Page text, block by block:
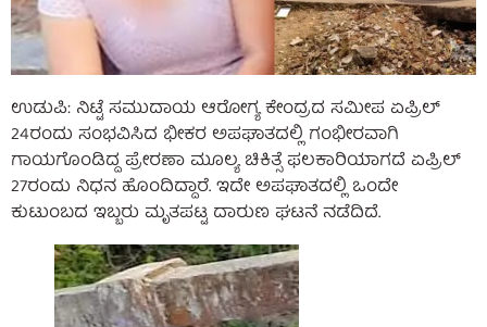
ಉಡುಪಿ: ನಿಟ್ಟೆ ಸಮುದಾಯ ಆರೋಗ್ಯ ಕೇಂದ್ರದ ಸಮೀಪ ಏಪ್ರಿಲ್
24ರಂದು ಸಂಭವಿಸಿದ ಭೀಕರ ಅಪಘಾತದಲ್ಲಿ ಗಂಭೀರವಾಗಿ
ಗಾಯಗೊಂಡಿದ್ದ ಪ್ರೇರಣಾ ಮೂಲ್ಯ ಚಿಕಿತ್ಸೆ ಫಲಕಾರಿಯಾಗದೆ ಏಪ್ರಿಲ್
27ರಂದು ನಿಧನ ಹೊಂದಿದ್ದಾರೆ. ಇದೇ ಅಪಘಾತದಲ್ಲಿ ಒಂದೇ
ಕುಟುಂಬದ ಇಬ್ಬರು ಮೃತಪಟ್ಟ ದಾರುಣ ಘಟನೆ ನಡೆದಿದೆ.